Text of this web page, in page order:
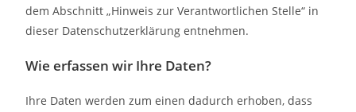
dem Abschnitt „Hinweis zur Verantwortlichen Stelle“ in
dieser Datenschutzerklärung entnehmen.
Wie erfassen wir Ihre Daten?
Ihre Daten werden zum einen dadurch erhoben, dass